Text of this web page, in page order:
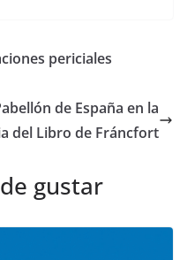
periciales
de España en la
del Libro de Fráncfort
gustar